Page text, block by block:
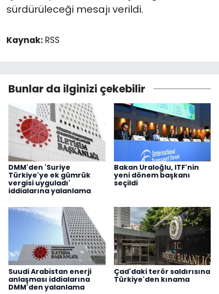
sürdürüleceği mesajı verildi.
Kaynak: RSS
Bunlar da ilginizi çekebilir
DMM'den 'Suriye
Türkiye'ye ek gümrük
vergisi uyguladı'
iddialarına yalanlama
Bakan Uraloğlu, ITF'nin
yeni dönem başkanı
seçildi
Suudi Arabistan enerji
anlaşması iddialarına
DMM'den yalanlama
Çad'daki terör saldırısına
Türkiye'den kınama